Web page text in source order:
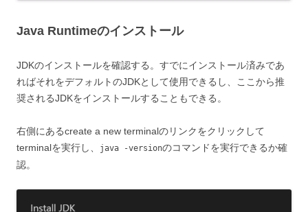
Java Runtimeのインストール
JDKのインストールを確認する。すでにインストール済みであ
ればそれをデフォルトのJDKとして使用できるし、ここから推
奨されるJDKをインストールすることもできる。
右側にあるcreate a new terminalのリンクをクリックして
terminalを実行し、
java -versionのコマンドを実行できるか確
認。